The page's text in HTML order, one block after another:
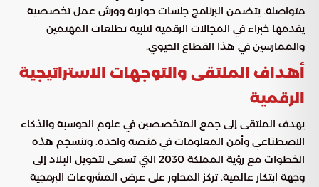
متواصلة. يتضمن البرنامج جلسات حوارية وورش عمل تخصصية
يقدمها خبراء في المجالات الرقمية لتلبية تطلعات المهتمين
والممارسين في هذا القطاع الحيوي.
أهداف الملتقى والتوجهات الاستراتيجية
الرقمية
يهدف الملتقى إلى جمع المتخصصين في علوم الحوسبة والذكاء
الاصطناعي وأمن المعلومات في منصة واحدة. وتنسجم هذه
الخطوات مع رؤية المملكة 2030 التي تسعى لتحويل البلاد إلى
وجهة ابتكار عالمية. تركز المحاور على عرض المشروعات البرمجية